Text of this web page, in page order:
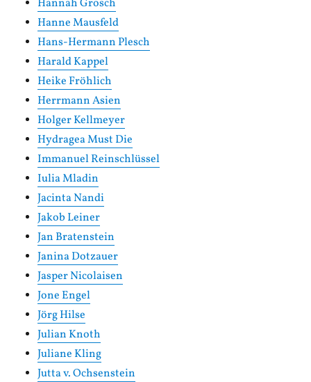
Hannah Grosch
Hanne Mausfeld
Hans-Hermann Plesch
Harald Kappel
Heike Fröhlich
Herrmann Asien
Holger Kellmeyer
Hydragea Must Die
Immanuel Reinschlüssel
Iulia Mladin
Jacinta Nandi
Jakob Leiner
Jan Bratenstein
Janina Dotzauer
Jasper Nicolaisen
Jone Engel
Jörg Hilse
Julian Knoth
Juliane Kling
Jutta v. Ochsenstein